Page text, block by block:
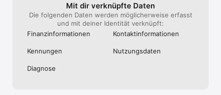
Mit dir verknüpfte Daten
Die folgenden Daten werden möglicherweise erfasst
und mit deiner Identität verknüpft:
Finanz­informa­tionen
Kontakt­informa­tionen
Kennungen Nutzungs­daten
Diagnose